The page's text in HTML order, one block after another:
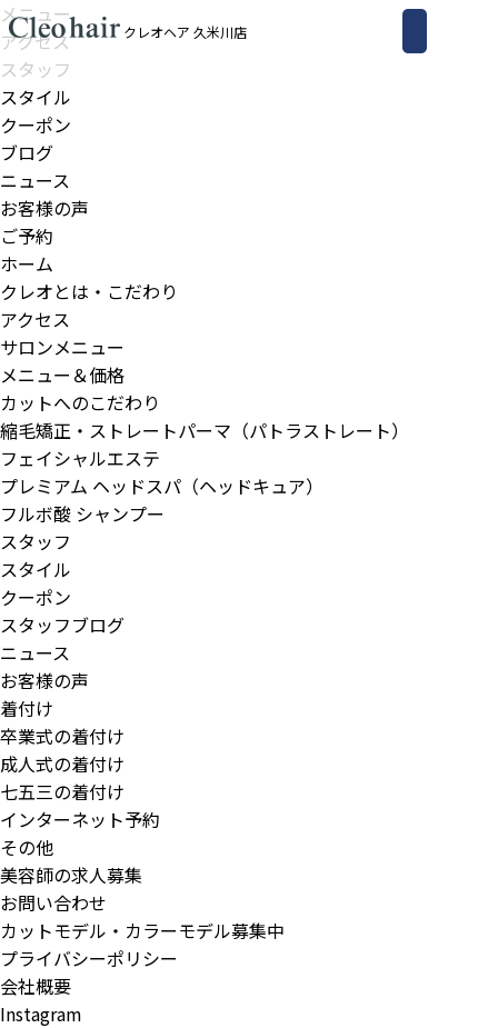
クレオヘア 久米川店
メニュー
アクセス
スタッフ
スタイル
クーポン
ブログ
ニュース
お客様の声
ご予約
ホーム
クレオとは・こだわり
アクセス
サロンメニュー
メニュー＆価格
カットへのこだわり
縮毛矯正・ストレートパーマ（パトラストレート）
フェイシャルエステ
プレミアム ヘッドスパ（ヘッドキュア）
フルボ酸 シャンプー
スタッフ
スタイル
クーポン
スタッフブログ
ニュース
お客様の声
着付け
卒業式の着付け
成人式の着付け
七五三の着付け
インターネット予約
その他
美容師の求人募集
お問い合わせ
カットモデル・カラーモデル募集中
プライバシーポリシー
会社概要
Instagram